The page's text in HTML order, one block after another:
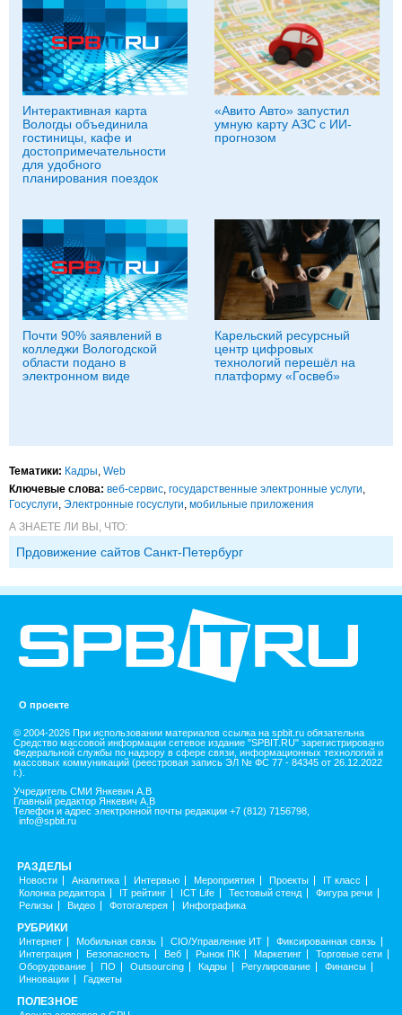
Интерактивная карта
Вологды объединила
гостиницы, кафе и
достопримечательности
для удобного
планирования поездок
«Авито Авто» запустил
умную карту АЗС с ИИ-
прогнозом
Почти 90% заявлений в
колледжи Вологодской
области подано в
электронном виде
Карельский ресурсный
центр цифровых
технологий перешёл на
платформу «Госвеб»
Тематики: Кадры Web
Ключевые слова: веб-сервис государственные электронные услуги
Госуслуги Электронные госуслуги мобильные приложения
А ЗНАЕТЕ ЛИ ВЫ, ЧТО:
Прдовижение сайтов Санкт-Петербург
О проекте
© 2004-2026 При использовании материалов ссылка на spbit.ru обязательна
Средство массовой информации сетевое издание "SPBIT.RU" зарегистрировано
Федеральной службы по надзору в сфере связи, информационных технологий и
массовых коммуникаций (реестровая запись ЭЛ № ФС 77 - 84345 от 26.12.2022
г.).
Учредитель СМИ Янкевич А.В
Главный редактор Янкевич А.В
Телефон и адрес электронной почты редакции +7 (812) 7156798,
info@spbit.ru
РАЗДЕЛЫ
Новости Аналитика Интервью Мероприятия Проекты
IT класс
Колонка редактора
IT рейтинг ICT Life Тестовый стенд
Фигура речи
Релизы
Видео Фотогалерея Инфографика
РУБРИКИ
Интернет Мобильная связь CIO/Управление ИТ
Фиксированная связь
Интеграция
Безопасность Веб Рынок ПК Маркетинг
Торговые сети
Оборудование
ПО Outsourcing Кадры Регулирование
Финансы
Инновации
Гаджеты
ПОЛЕЗНОЕ